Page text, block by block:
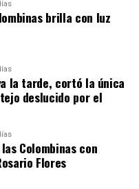
brilla con luz
la tarde, cortó la única
deslucido por el
Colombinas con
Flores